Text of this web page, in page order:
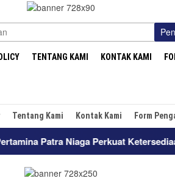
TENTANG KAMI KONTAK KAMI
Tentang Kami Kontak Kami Form
Patra Niaga Perkuat Ketersediaan